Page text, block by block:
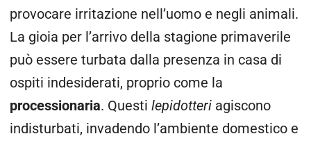
provocare irritazione nell’uomo e negli animali.
La gioia per l’arrivo della stagione primaverile
può essere turbata dalla presenza in casa di
ospiti indesiderati, proprio come la
processionaria. Questi lepidotteri agiscono
indisturbati, invadendo l’ambiente domestico e